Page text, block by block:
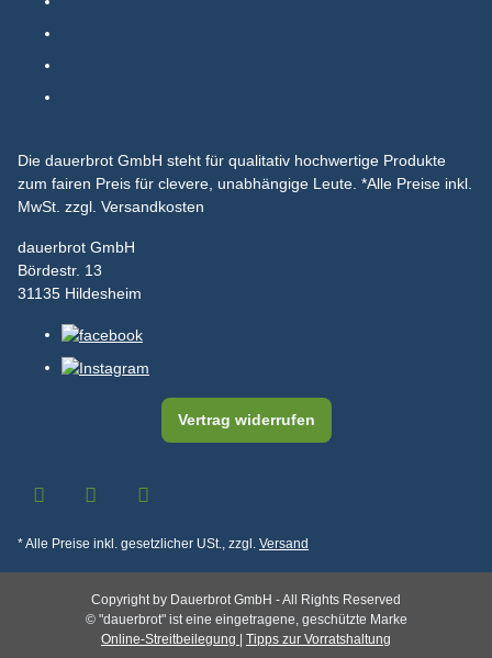
Die dauerbrot GmbH steht für qualitativ hochwertige Produkte
zum fairen Preis für clevere, unabhängige Leute. *Alle Preise inkl.
MwSt. zzgl. Versandkosten
dauerbrot GmbH
Bördestr. 13
31135 Hildesheim
Vertrag widerrufen
* Alle Preise inkl. gesetzlicher USt., zzgl. Versand
Copyright by Dauerbrot GmbH - All Rights Reserved
© "dauerbrot" ist eine eingetragene, geschützte Marke
Online-Streitbeilegung | Tipps zur Vorratshaltung